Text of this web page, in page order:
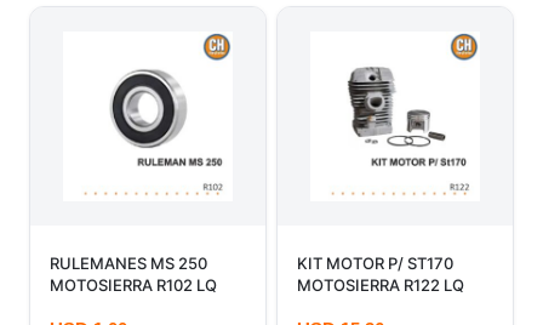
RULEMANES MS 250
MOTOSIERRA R102 LQ
KIT MOTOR P/ ST170
MOTOSIERRA R122 LQ